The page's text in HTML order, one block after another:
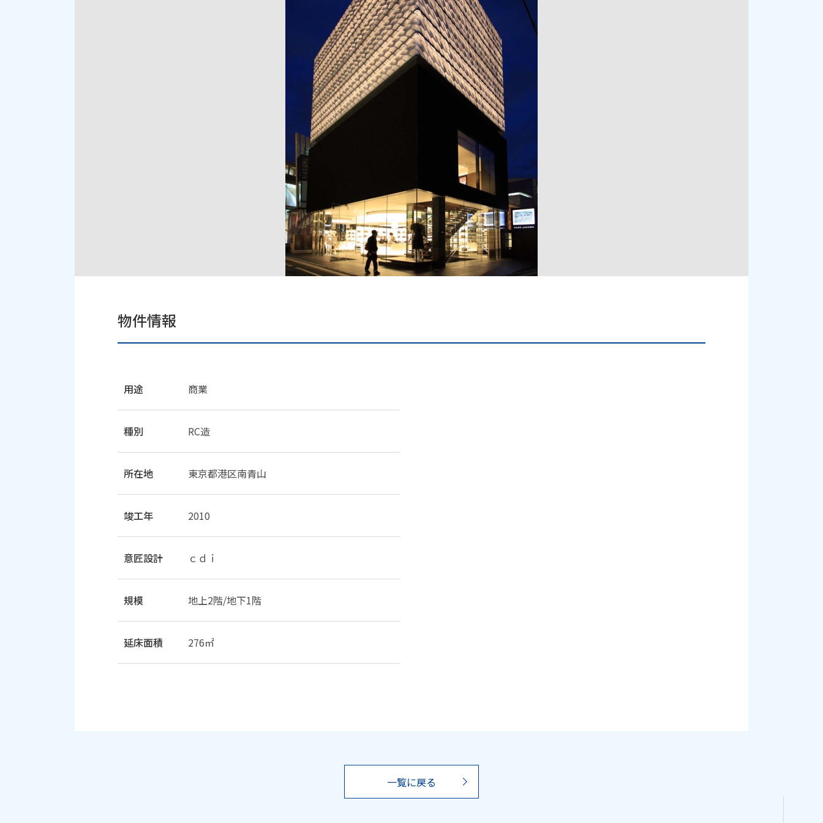
物件情報
用途 商業
種別 RC造
所在地 東京都港区南青山
竣工年 2010
意匠設計 ｃｄｉ
規模 地上2階/地下1階
延床面積 276㎡
一覧に戻る